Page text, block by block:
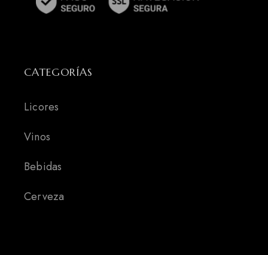
CATEGORÍAS
Licores
Vinos
Bebidas
Cerveza